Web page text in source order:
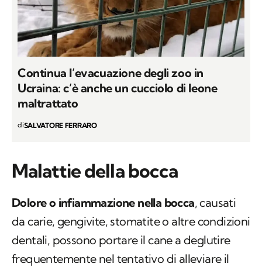
Continua l’evacuazione degli zoo in
Ucraina: c’è anche un cucciolo di leone
maltrattato
diSALVATORE FERRARO
Malattie della bocca
Dolore o infiammazione nella bocca, causati
da carie, gengivite, stomatite o altre condizioni
dentali, possono portare il cane a deglutire
frequentemente nel tentativo di alleviare il